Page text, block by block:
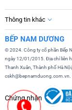
Thông tin khác
BẾP NAM DƯƠNG
© 2024. Công ty cổ phần Bếp
ngày 12/01/2015. Địa chỉ liên
Thanh Xuân, Thành phố Hà
cskh@bepnamduong.com.vn.
Chứng nhận